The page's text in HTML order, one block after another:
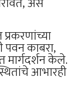
काबरा,
मार्गदर्शन केले.
आभारही